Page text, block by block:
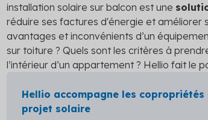
installation solaire sur balcon est une
réduire ses factures d'énergie et améliorer
avantages et inconvénients d’un
sur toiture ? Quels sont les critères à
l’intérieur d’un appartement ? Hellio fait le
Hellio accompagne les copropriétés
projet solaire